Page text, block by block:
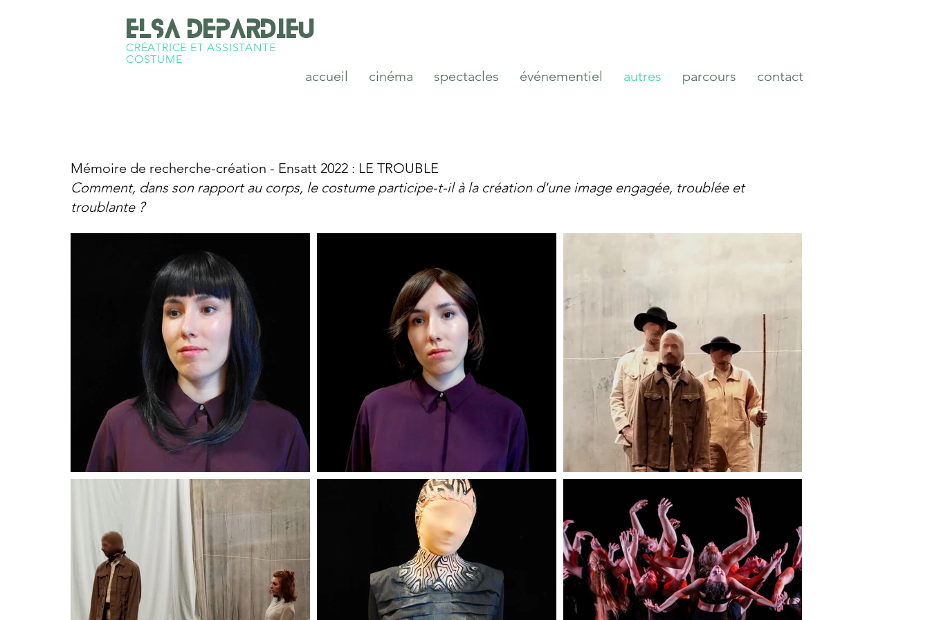
Elsa Depardieu
CRÉATRICE ET ASSISTANTE
COSTUME
accueil cinéma spectacles événementiel autres parcours contact
Mémoire de recherche-création - Ensatt 2022 : LE TROUBLE
Comment, dans son rapport au corps, le costume participe-t-il à la création d'une image engagée, troublée et
troublante ?